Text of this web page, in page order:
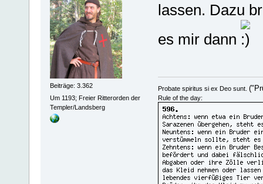
Beiträge: 3.362
Um 1193; Freier Ritterorden der
Templer/Landsberg
lassen. Dazu
es mir dann
Probate spiritus si ex Deo sunt.
Rule of the day: